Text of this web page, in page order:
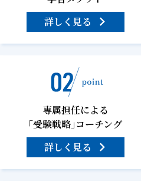
詳しく見る
専属担任による
「受験戦略」コーチング
詳しく見る